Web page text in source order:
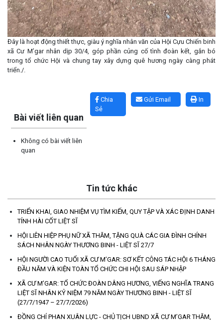
Đây là hoạt động thiết thực, giàu ý nghĩa nhân văn của Hội Cựu Chiến binh
xã Cư M’gar nhân dịp 30/4, góp phần củng cố tình đoàn kết, gắn bó
trong tổ chức Hội và chung tay xây dựng quê hương ngày càng phát
triển./.
In
Gửi Email
Chia
Sẻ
Bài viết liên quan
Không có bài viết liên
quan
Tin tức khác
TRIỂN KHAI, GIAO NHIỆM VỤ TÌM KIẾM, QUY TẬP VÀ XÁC ĐỊNH DANH
TÍNH HÀI CỐT LIỆT SĨ
HỘI LIÊN HIỆP PHỤ NỮ XÃ THĂM, TẶNG QUÀ CÁC GIA ĐÌNH CHÍNH
SÁCH NHÂN NGÀY THƯƠNG BINH - LIỆT SĨ 27/7
HỘI NGƯỜI CAO TUỔI XÃ CƯ M’GAR: SƠ KẾT CÔNG TÁC HỘI 6 THÁNG
ĐẦU NĂM VÀ KIỆN TOÀN TỔ CHỨC CHI HỘI SAU SÁP NHẬP
XÃ CƯ M’GAR: TỔ CHỨC ĐOÀN DÂNG HƯƠNG, VIẾNG NGHĨA TRANG
LIỆT SĨ NHÂN KỶ NIỆM 79 NĂM NGÀY THƯƠNG BINH - LIỆT SĨ
(27/7/1947 – 27/7/2026)
ĐỒNG CHÍ PHAN XUÂN LỰC - CHỦ TỊCH UBND XÃ CƯ M’GAR THĂM,
TRIỂN KHAI, GIAO NHIỆM VỤ TÌM KIẾM, QUY TẬP VÀ XÁC ĐỊNH
DANH TÍNH HÀI CỐT LIỆT SĨ
HỘI LIÊN HIỆP PHỤ NỮ XÃ THĂM, TẶNG QUÀ CÁC GIA ĐÌNH
CHÍNH SÁCH NHÂN NGÀY THƯƠNG BINH - LIỆT SĨ 27/7